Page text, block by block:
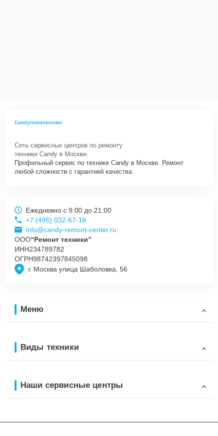
Candyremontcenter
Сеть сервисных центров по ремонту
техники Candy в Москве.
Профильный сервис по технике Candy в Москве. Ремонт
любой сложности с гарантией качества.
г. Москва улица Шаболовка, 56
Ежедневно с 9:00 до 21:00
+7 (495) 032-67-16
info@candy-remont-center.ru
ООО“Ремонт техники”
ИНН234789782
ОГРН98742397845098
Меню
Виды техники
Наши сервисные центры